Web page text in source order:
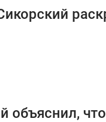
объяснил,